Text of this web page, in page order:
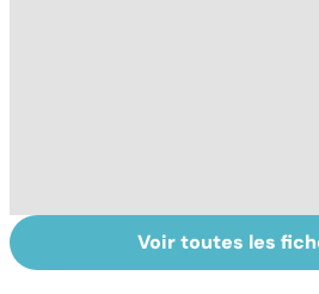
Les agrumes et
leurs bienfaits
Voir toutes les